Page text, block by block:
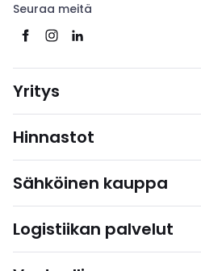
Seuraa meitä
Yritys
Hinnastot
Sähköinen kauppa
Logistiikan palvelut